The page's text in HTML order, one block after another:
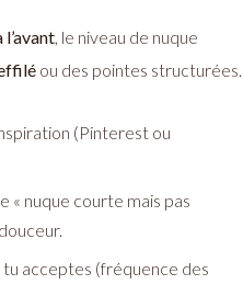
l’avant , le niveau de nuque
ou des pointes structurées.
(Pinterest ou
« nuque courte mais pas
tu acceptes (fréquence des